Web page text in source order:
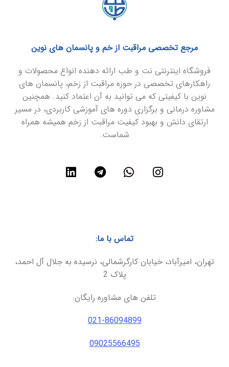
مرجع تخصصی مراقبت از خم و پانسمان های نوین
فروشگاه اینترنتی نت و طب ارائه دهنده انواع محصولات و
راهکارهای تخصصی در حوزه مراقبت از زخم، پانسمان های
نوین با کیفیتی که می توانید به آن اعتماد کنید. همچنین
مشاوره درمانی و برگزاری دوره های آموزشی کاربردی، در مسیر
ارتقای دانش و بهبود کیفیت مراقبت از زخم همیشه همراه
شماست.
تماس با ما:
تهران، امیرآباد، خیابان کارگرشمالی، نرسیده به جلال آل احمد،
پلاک 2
تلفن های مشاوره رایگان:
021-86094899
09025566495